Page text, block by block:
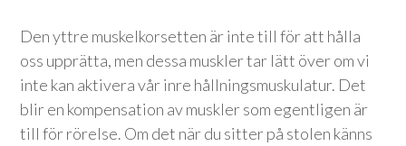
Den yttre muskelkorsetten är inte till för att hålla
oss upprätta, men dessa muskler tar lätt över om vi
inte kan aktivera vår inre hållningsmuskulatur. Det
blir en kompensation av muskler som egentligen är
till för rörelse. Om det när du sitter på stolen känns